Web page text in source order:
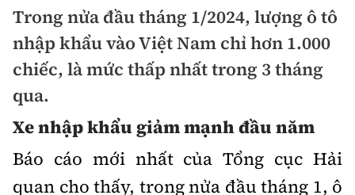
Hạ tầng phương tiện
Góc nhìn
Tâm điểm
Xe du lịch
Xe chuyên dụng
Xe máy
Đánh giá xe
Đánh giá xe mới
So sánh
Xếp hạng xe
Lái mới
Tư vấn sử dụng
Chọn xe
Lái xe an toàn
Bảo hiểm xe
Sản phẩm bảo hiểm
Xe xanh
Trong nửa đầu tháng 1/2024, lượng ô tô
nhập khẩu vào Việt Nam chỉ hơn 1.000
chiếc, là mức thấp nhất trong 3 tháng
qua.
Xe nhập khẩu giảm mạnh đầu năm
Báo cáo mới nhất của Tổng cục Hải
quan cho thấy, trong nửa đầu tháng 1, ô